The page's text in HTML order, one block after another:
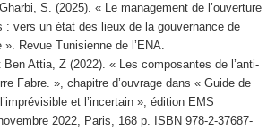
S. (2025). « Le management de l’ouverture
: vers un état des lieux de la gouvernance de
». Revue Tunisienne de l’ENA.
Attia, Z (2022). « Les composantes de l’anti-
Fabre. », chapitre d’ouvrage dans « Guide de
et l’incertain », édition EMS
2022, Paris, 168 p. ISBN 978-2-37687-